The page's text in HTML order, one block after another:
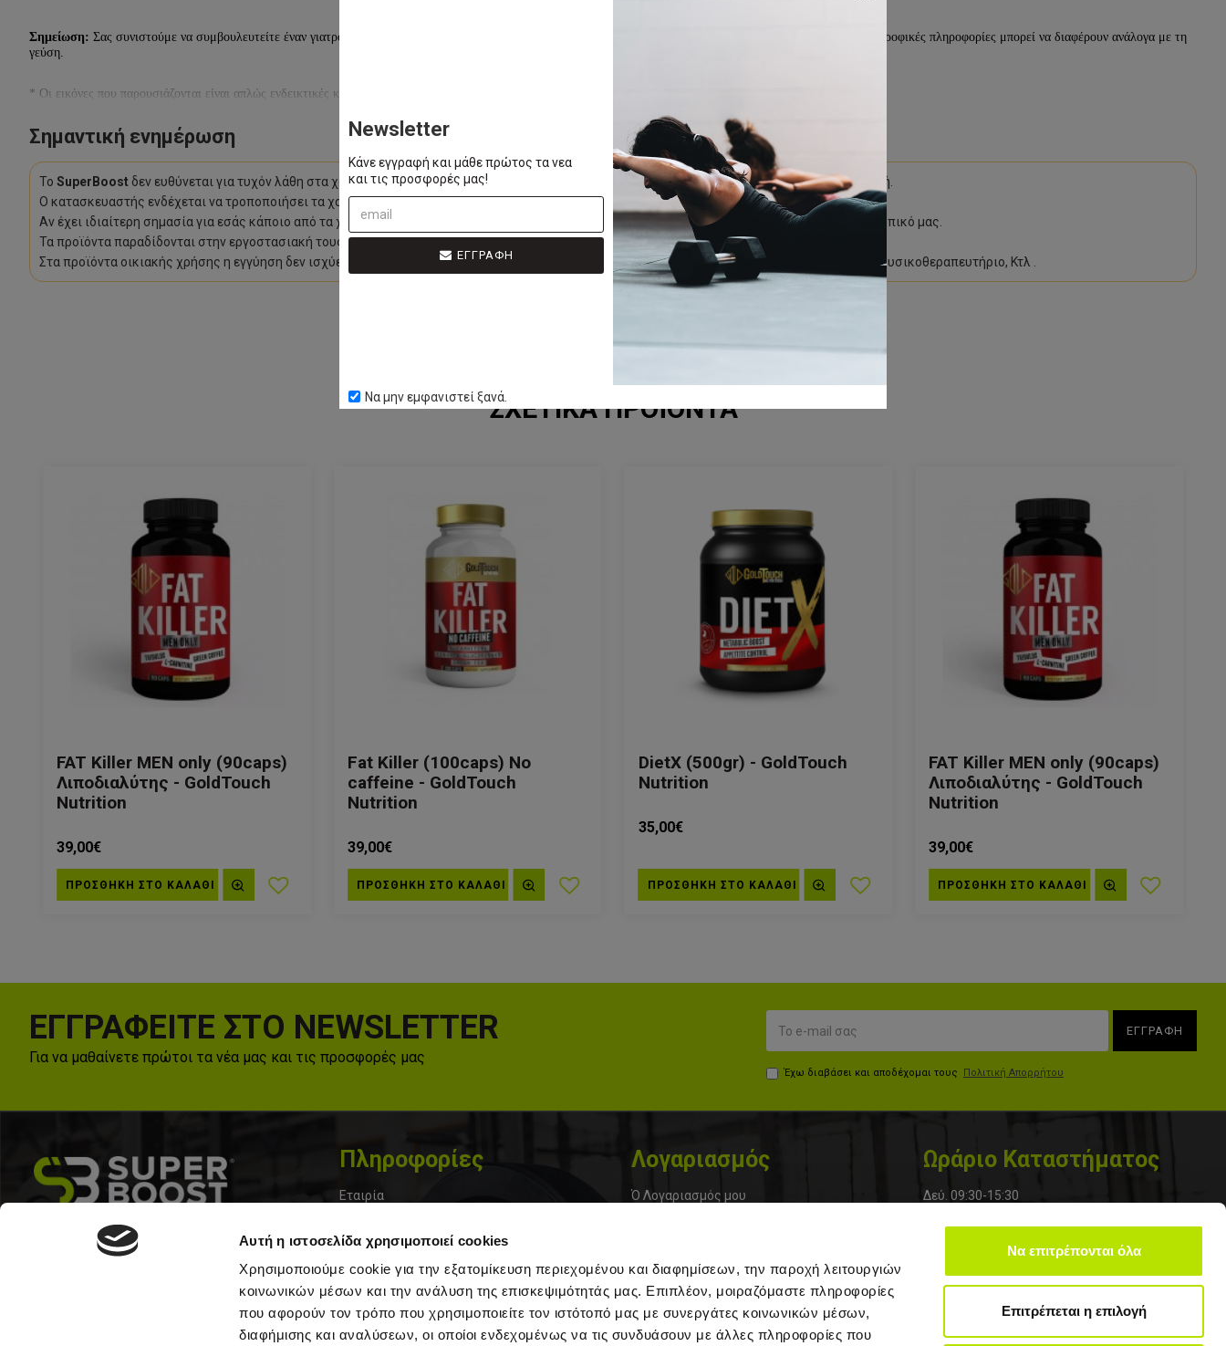
Αυτή η ιστοσελίδα χρησιμοποιεί cookies
Χρησιμοποιούμε cookie για την εξατομίκευση περιεχομένου και διαφημίσεων, την παροχή λειτουργιών
κοινωνικών μέσων και την ανάλυση της επισκεψιμότητάς μας. Επιπλέον, μοιραζόμαστε πληροφορίες
που αφορούν τον τρόπο που χρησιμοποιείτε τον ιστότοπό μας με συνεργάτες κοινωνικών μέσων,
διαφήμισης και αναλύσεων, οι οποίοι ενδεχομένως να τις συνδυάσουν με άλλες πληροφορίες που
Να επιτρέπονται όλα
Επιτρέπεται η επιλογή
Newsletter
Κάνε εγγραφή και μάθε πρώτος τα νεα
και τις προσφορές μας!
ΕΓΓΡΑΦΗ
Να μην εμφανιστεί ξανά.
Σημείωση: Σας συνιστούμε να συμβουλευτείτε έναν γιατρό ή διατροφολόγο εάν έχετε οποιεσδήποτε ερωτήσεις σχετικά με τη χρήση αυτού του προϊόντος. Οι διατροφικές πληροφορίες μπορεί να διαφέρουν ανάλογα με τη
γεύση.
* Οι εικόνες που παρουσιάζονται είναι απλώς ενδεικτικές και για διαφημιστικούς σκοπούς μόνο. Η τελική εικόνα του προϊόντος μπορεί να μεταβληθεί.
Σημαντική ενημέρωση
Το SuperBoost δεν ευθύνεται για τυχόν λάθη στα χαρακτηριστικά του προϊόντος καθώς αντιγράφονται από τη βάση δεδομένων του προμηθευτή.
Ο κατασκευαστής ενδέχεται να τροποποιήσει τα χαρακτηριστικά του προϊόντος χωρίς ειδοποίηση.
Αν έχει ιδιαίτερη σημασία για εσάς κάποιο από τα χαρακτηριστικά του προϊόντος, για αποφυγή τυχόν λάθους ρωτήστε το εξειδικευμένο προσωπικό μας.
Τα προϊόντα παραδίδονται στην εργοστασιακή τους συσκευασία και όχι συναρμολογημένα.
Στα προϊόντα οικιακής χρήσης η εγγύηση δεν ισχύει εφόσον χρησιμοποιηθούν για επαγγελματική χρήση πχ Γυμναστήριο ,Studio γυμναστικής, Φυσικοθεραπευτήριο, Κτλ .
ΣΧΕΤΙΚΆ ΠΡΟΪΌΝΤΑ
FAT Killer MEN only (90caps)
Λιποδιαλύτης - GoldTouch
Nutrition
39,00€
ΠΡΟΣΘΗΚΗ ΣΤΟ ΚΑΛΆΘΙ
Fat Killer (100caps) No
caffeine - GoldTouch
Nutrition
39,00€
ΠΡΟΣΘΗΚΗ ΣΤΟ ΚΑΛΆΘΙ
DietX (500gr) - GoldTouch
Nutrition
35,00€
ΠΡΟΣΘΗΚΗ ΣΤΟ ΚΑΛΆΘΙ
FAT Killer MEN only (90caps)
Λιποδιαλύτης - GoldTouch
Nutrition
39,00€
ΠΡΟΣΘΗΚΗ ΣΤΟ ΚΑΛΆΘΙ
ΕΓΓΡΑΦΕΙΤΕ ΣΤΟ NEWSLETTER
Για να μαθαίνετε πρώτοι τα νέα μας και τις προσφορές μας
ΕΓΓΡΑΦΗ
Έχω διαβάσει και αποδέχομαι τους Πολιτική Απορρήτου
Σολωμου 33, Περιστερι 12133
+30 210 57 10213
Πληροφορίες
Εταιρία
Όροι Χρήσης
Τρόποι Αποστολής και Πληρωμής
Λογαριασμός
Ό Λογαριασμός μου
Μεταφορικά & Πληρωμές
Φόρμα Επιστροφών
Ωράριο Καταστήματος
Δεύ. 09:30-15:30
Τρί. 09:30-20:30
Τετ. 09:30-15:30
Πεμ. 10:00-20:30
Παρ. 10:00-20:30